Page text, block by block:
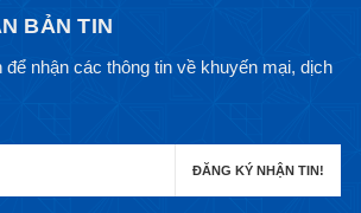
BẢN TIN
để nhận các thông tin về khuyến mại, dịch